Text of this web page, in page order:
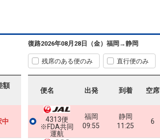
額
中
復路2026年08月28日（金） 福岡 →静岡
残席のある便のみ 直行便のみ
便名 出発 到着 空席
4313便
※FDA共同
運航
福岡
09:55
静岡
11:25
6